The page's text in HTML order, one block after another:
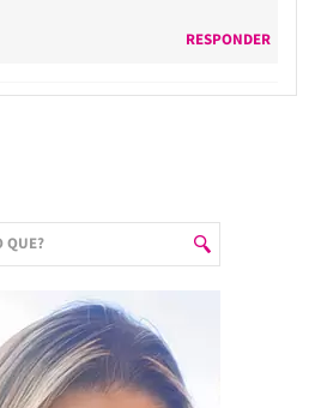
RESPONDER